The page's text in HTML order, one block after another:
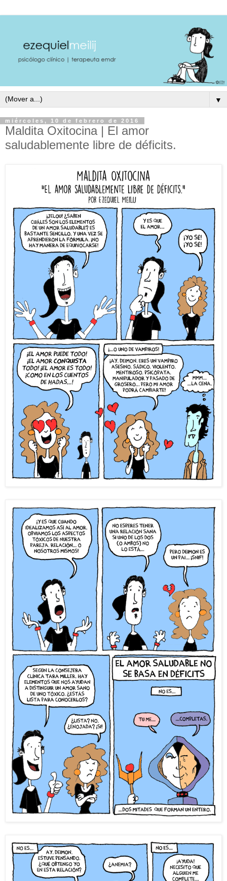
▼
miércoles, 10 de febrero de 2016
Maldita Oxitocina | El amor
saludablemente libre de déficits.